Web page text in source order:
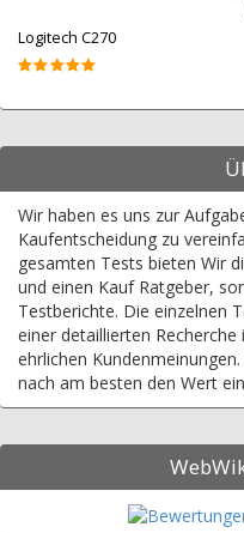
Logitech C270
Wir haben es uns zur
Kaufentscheidung zu
gesamten Tests bieten Wir
und einen Kauf Ratgeber,
Testberichte. Die einzelnen
einer detaillierten
ehrlichen
nach am besten den Wert